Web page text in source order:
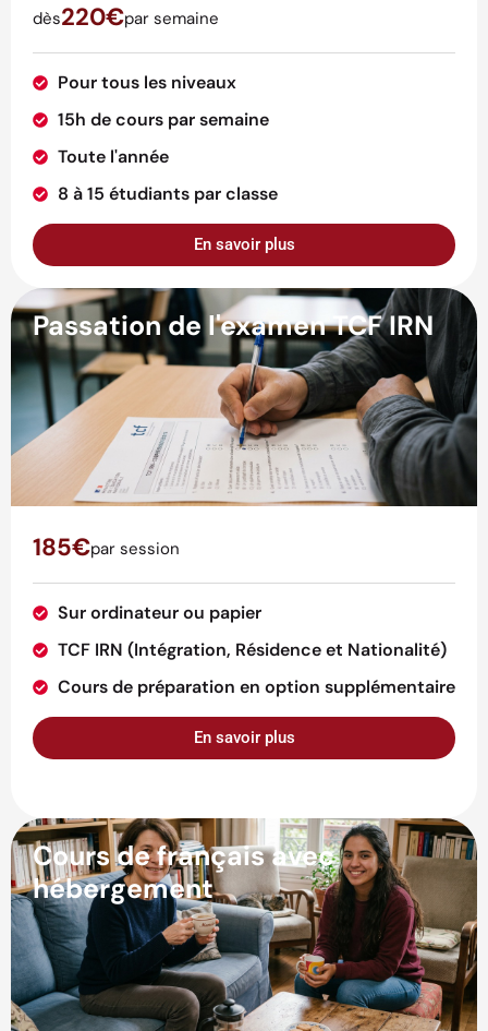
dès220€par semaine
Pour tous les niveaux
15h de cours par semaine
Toute l'année
8 à 15 étudiants par classe
En savoir plus
Passation de l'examen TCF IRN
185€par session
Sur ordinateur ou papier
TCF IRN (Intégration, Résidence et Nationalité)
Cours de préparation en option supplémentaire
En savoir plus
Cours de français avec
hébergement